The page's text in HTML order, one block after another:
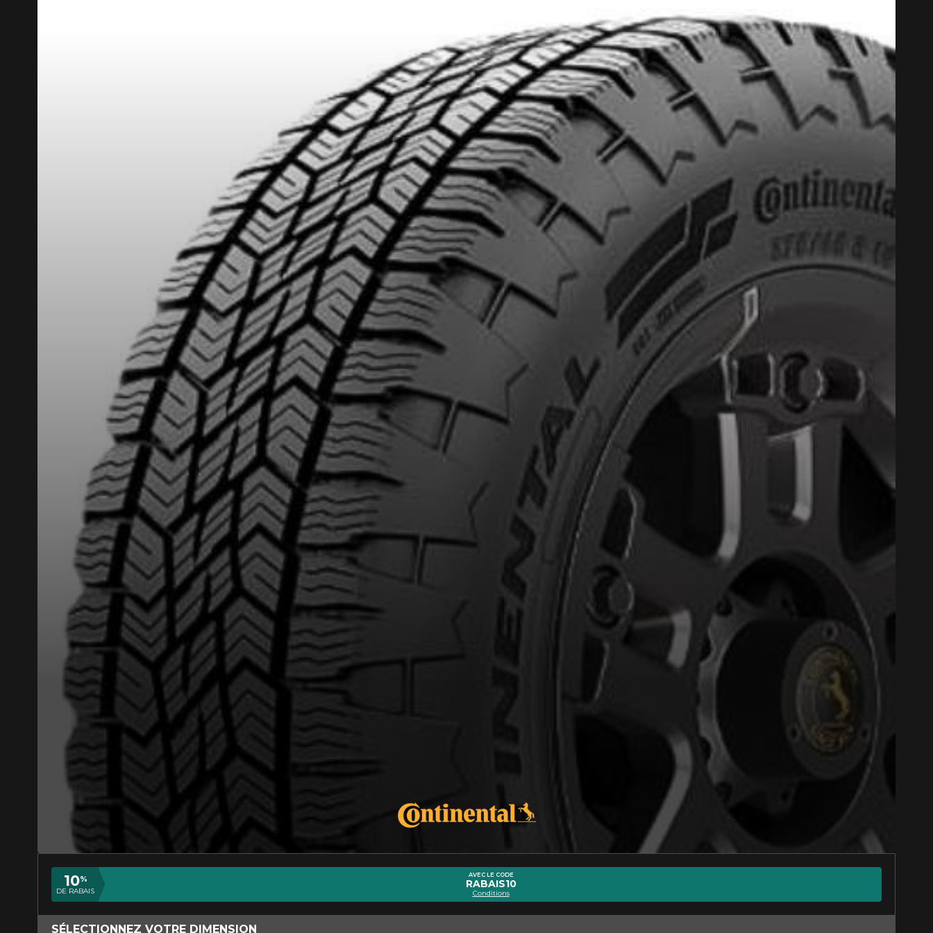
10%
DE RABAIS
AVEC LE CODE
RABAIS10
Conditions
SÉLECTIONNEZ VOTRE DIMENSION
POUR UN TEMPS LIMITÉ SUR PRODUITS SÉLECTIONNÉS. MINIMUM DE 500$ AVANT TAXES.PLUS D'INFO CODE
AJOUTER UN AVIS
Votre véhicule